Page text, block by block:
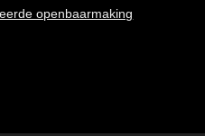
openbaarmaking